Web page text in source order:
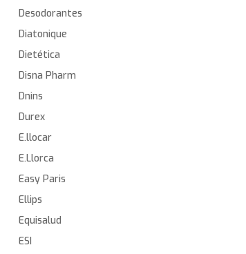
Desodorantes
Diatonique
Dietética
Disna Pharm
Dnins
Durex
E.llocar
E.Llorca
Easy Paris
Ellips
Equisalud
ESI